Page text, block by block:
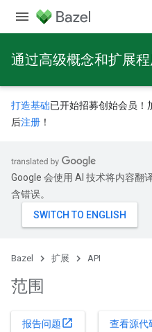
通过高级概念和扩展
打造基础已开始招募创始会员！
后注册 ！
Google 会使用 AI 技术将内容翻
含错误。
Bazel 扩展 API
范围
报告问题open_in_new 查看源代